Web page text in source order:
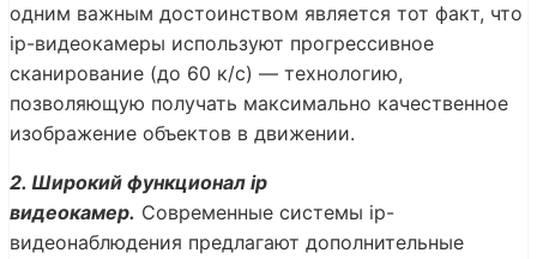
одним важным достоинством является тот факт, что
ip-видеокамеры используют прогрессивное
сканирование (до 60 к/с) — технологию,
позволяющую получать максимально качественное
изображение объектов в движении.
2. Широкий функционал ip
видеокамер. Современные системы ip-
видеонаблюдения предлагают дополнительные